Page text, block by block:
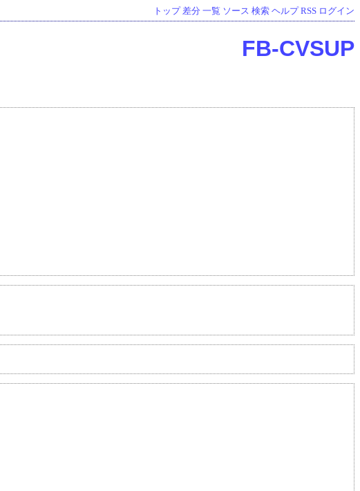
トップ 差分 一覧 ソース 検索 ヘルプ RSS ログイン
FB-CVSUP